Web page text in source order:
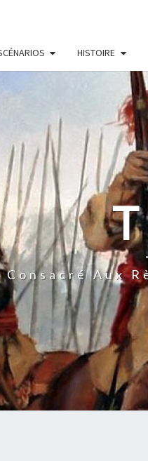
HISTOIRE
Aux